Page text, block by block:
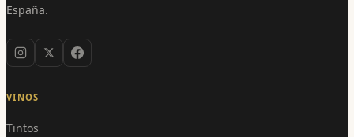
España.
VINOS
Tintos